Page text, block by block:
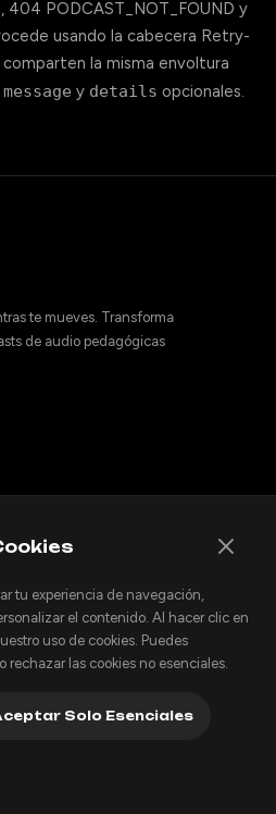
404 PODCAST_NOT_FOUND y
usando la cabecera Retry-
la misma envoltura
message y details opcionales.
te mueves. Transforma
de audio pedagógicas
tu experiencia de navegación,
el contenido. Al hacer clic en
uso de cookies. Puedes
rechazar las cookies no esenciales.
Solo Esenciales